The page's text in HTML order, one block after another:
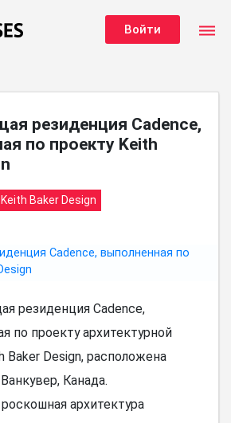
Войти dehaze
резиденция Cadence,
по проекту Keith
Keith Baker Design
резиденция Cadence,
по проекту архитектурной
Baker Design, расположена
Канада.
архитектура